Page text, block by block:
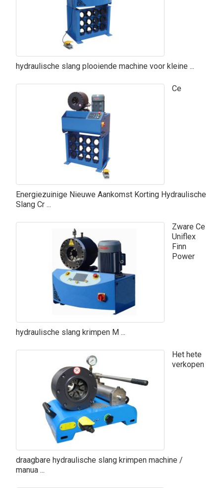
hydraulische slang plooiende machine voor kleine ...
Ce
Energiezuinige Nieuwe Aankomst Korting Hydraulische
Slang Cr ...
Zware Ce
Uniflex
Finn
Power
hydraulische slang krimpen M ...
Het hete
verkopen
draagbare hydraulische slang krimpen machine /
manua ...